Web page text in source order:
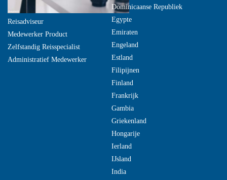
Reisadviseur
Medewerker Product
Zelfstandig Reisspecialist
Administratief Medewerker
Dominicaanse Republiek
Egypte
Emiraten
Engeland
Estland
Filipijnen
Finland
Frankrijk
Gambia
Griekenland
Hongarije
Ierland
IJsland
India